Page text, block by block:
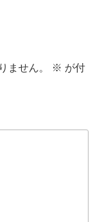
ません。 ※ が付